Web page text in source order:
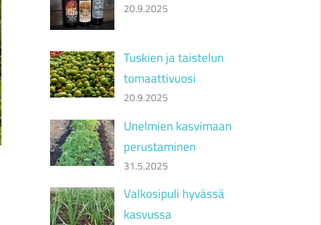
20.9.2025
Tuskien ja taistelun
tomaattivuosi
20.9.2025
Unelmien kasvimaan
perustaminen
31.5.2025
Valkosipuli hyvässä
kasvussa